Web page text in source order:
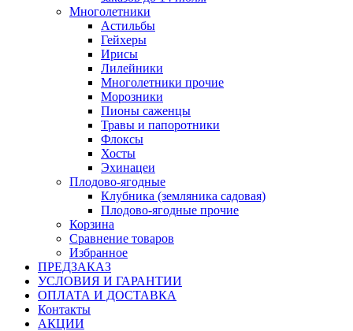
Многолетники
Астильбы
Гейхеры
Ирисы
Лилейники
Многолетники прочие
Морозники
Пионы саженцы
Травы и папоротники
Флоксы
Хосты
Эхинацеи
Плодово-ягодные
Клубника (земляника садовая)
Плодово-ягодные прочие
Корзина
Сравнение товаров
Избранное
ПРЕДЗАКАЗ
УСЛОВИЯ И ГАРАНТИИ
ОПЛАТА И ДОСТАВКА
Контакты
АКЦИИ